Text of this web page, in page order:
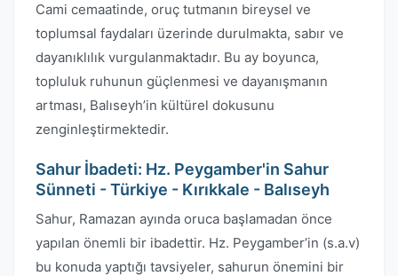
Cami cemaatinde, oruç tutmanın bireysel ve
toplumsal faydaları üzerinde durulmakta, sabır ve
dayanıklılık vurgulanmaktadır. Bu ay boyunca,
topluluk ruhunun güçlenmesi ve dayanışmanın
artması, Balıseyh’in kültürel dokusunu
zenginleştirmektedir.
Sahur İbadeti: Hz. Peygamber'in Sahur
Sünneti - Türkiye - Kırıkkale - Balıseyh
Sahur, Ramazan ayında oruca başlamadan önce
yapılan önemli bir ibadettir. Hz. Peygamber’in (s.a.v)
bu konuda yaptığı tavsiyeler, sahurun önemini bir